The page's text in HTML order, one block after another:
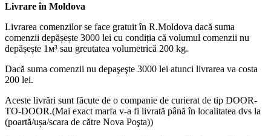
Livrare în Moldova
Livrarea comenzilor se face gratuit în R.Moldova dacă suma
comenzii depășește 3000 lei cu condiția că volumul comenzii nu
depășește 1м³ sau greutatea volumetrică 200 kg.
Dacă suma comenzii nu depaşeşte 3000 lei atunci livrarea va costa
200 lei.
Aceste livrări sunt făcute de o companie de curierat de tip DOOR-
TO-DOOR.(Mai exact marfa v-a fi livrată până în localitatea dvs la
(poartă/ușa/scara de către Nova Poşta))